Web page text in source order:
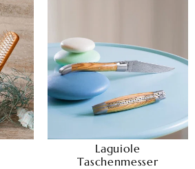
Laguiole
Taschenmesser